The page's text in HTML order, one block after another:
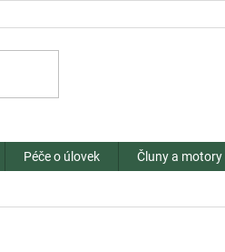
Péče o úlovek Čluny a motory